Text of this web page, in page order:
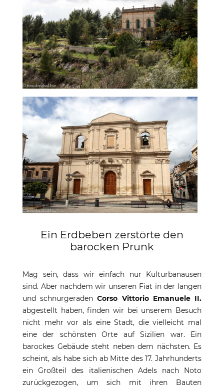
Ein Erdbeben zerstörte den
barocken Prunk
Mag sein, dass wir einfach nur Kulturbanausen
sind. Aber nachdem wir unseren Fiat in der langen
und schnurgeradenCorso Vittorio Emanuele II.
abgestellt haben, finden wir bei unserem Besuch
nicht mehr vor als eine Stadt, die vielleicht mal
eine der schönsten Orte auf Sizilien war. Ein
barockes Gebäude steht neben dem nächsten. Es
scheint, als habe sich ab Mitte des 17. Jahrhunderts
ein Großteil des italienischen Adels nach Noto
zurückgezogen, um sich mit ihren Bauten